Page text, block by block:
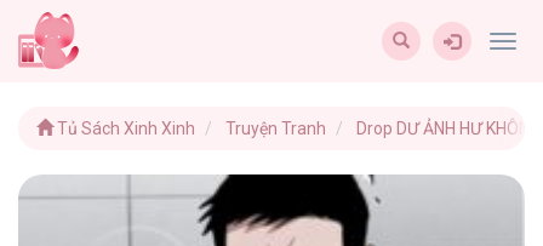
Tủ Sách Xinh Xinh Truyện Tranh Drop DƯ ẢNH HƯ KHÔNG